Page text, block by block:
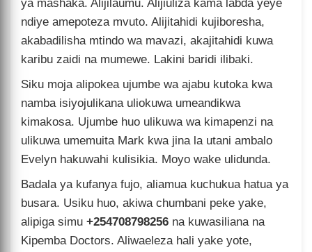
ya mashaka. Alijilaumu. Alijiuliza kama labda yeye
ndiye amepoteza mvuto. Alijitahidi kujiboresha,
akabadilisha mtindo wa mavazi, akajitahidi kuwa
karibu zaidi na mumewe. Lakini baridi ilibaki.
Siku moja alipokea ujumbe wa ajabu kutoka kwa
namba isiyojulikana uliokuwa umeandikwa
kimakosa. Ujumbe huo ulikuwa wa kimapenzi na
ulikuwa umemuita Mark kwa jina la utani ambalo
Evelyn hakuwahi kulisikia. Moyo wake ulidunda.
Badala ya kufanya fujo, aliamua kuchukua hatua ya
busara. Usiku huo, akiwa chumbani peke yake,
alipiga simu +254708798256 na kuwasiliana na
Kipemba Doctors. Aliwaeleza hali yake yote,